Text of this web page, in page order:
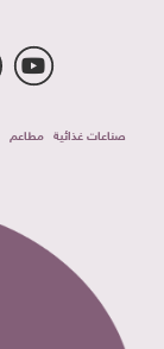
صناعات غذائية مطاعم